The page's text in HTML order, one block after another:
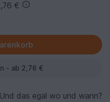
€
- ab 2,76 €
das egal wo und wann?